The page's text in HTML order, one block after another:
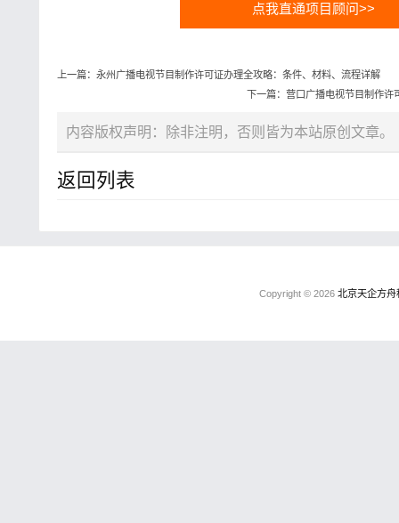
点我直通项目顾问>>
上一篇：永州广播电视节目制作许可证办理全攻略：条件、材料、流程详解
下一篇：营口广播电视节目制作许
内容版权声明：除非注明，否则皆为本站原创文章。
返回列表
Copyright © 2026 北京天企方舟